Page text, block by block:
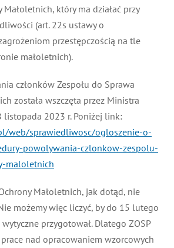
który ma działać przy
(art. 22s ustawy o
przestępczością na tle
małoletnich).
członków Zespołu do Sprawa
została wszczęta przez Ministra
listopada 2023 r. Poniżej link:
web/sprawiedliwosc/ogloszenie-o-
powolywania-czlonkow-zespolu-
maloletnich
Małoletnich, jak dotąd, nie
możemy więc liczyć, by do 15 lutego
przygotował. Dlatego ZOSP
prace nad opracowaniem wzorcowych